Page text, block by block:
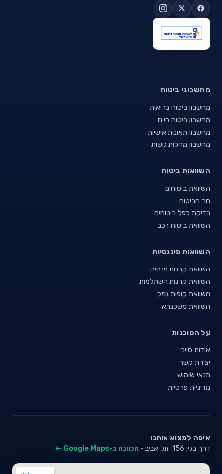
מחשבוני ביטוח
מחשבון ביטוח בריאות
מחשבון ביטוח חיים
מחשבון תאונות אישיות
מחשבון מחלות קשות
השוואות ביטוח
השוואת ביטוחים
הר הביטוח
בדיקת כפל ביטוחים
השוואת ביטוח רכב
השוואות פיננסיות
השוואת קרנות פנסיה
השוואת קרנות השתלמות
השוואת קופות גמל
השוואת משכנתא
על הסוכנות
אודות סייבי
יצירת קשר
תנאי שימוש
מדיניות פרטיות
איפה למצוא אותנו
דרך בגין 156, תל אביב · הכוונה ב-Google Maps ←